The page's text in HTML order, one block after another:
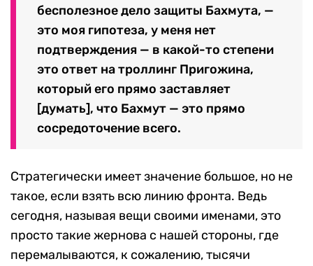
бесполезное дело защиты Бахмута, —
это моя гипотеза, у меня нет
подтверждения — в какой-то степени
это ответ на троллинг Пригожина,
который его прямо заставляет
[думать], что Бахмут — это прямо
сосредоточение всего.
Стратегически имеет значение большое, но не
такое, если взять всю линию фронта. Ведь
сегодня, называя вещи своими именами, это
просто такие жернова с нашей стороны, где
перемалываются, к сожалению, тысячи